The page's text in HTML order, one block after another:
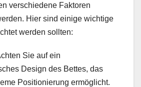
verschiedene Faktoren
Hier sind einige wichtige
werden sollten:
Sie auf ein
Design des Bettes, das
Positionierung ermöglicht.